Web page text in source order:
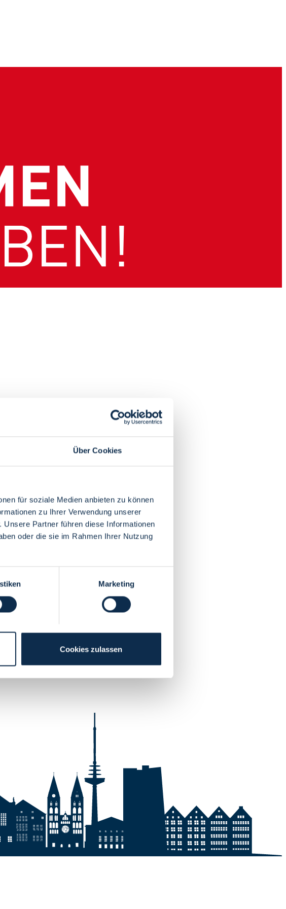
Über Cookies
für soziale Medien anbieten zu können
zu Ihrer Verwendung unserer
Partner führen diese Informationen
oder die sie im Rahmen Ihrer Nutzung
Marketing
Cookies zulassen